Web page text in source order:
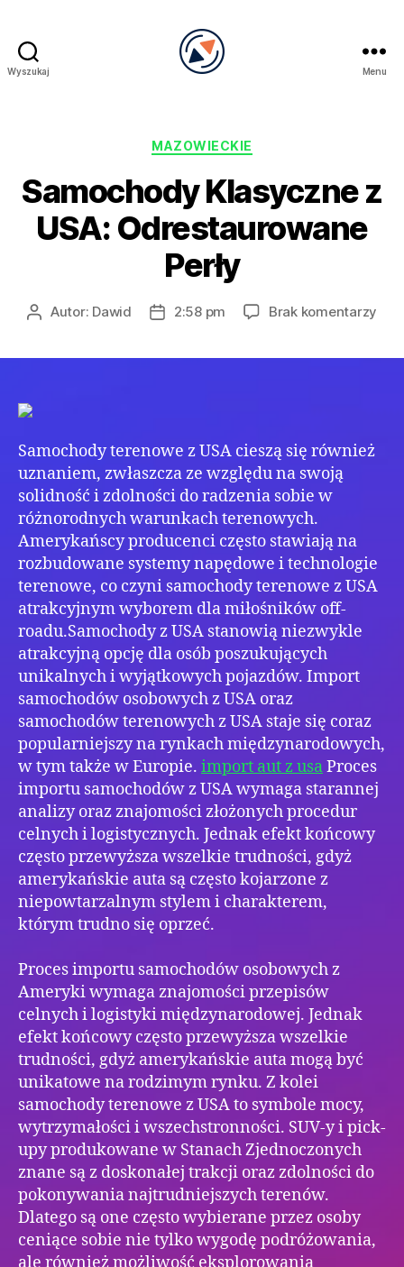
Wyszukaj Menu
Kategorie
MAZOWIECKIE
Samochody Klasyczne z
USA: Odrestaurowane
Perły
AutorAutor: Dawid
Data2:58 pm Brak komentarzy
Samochody terenowe z USA cieszą się również
uznaniem, zwłaszcza ze względu na swoją
solidność i zdolności do radzenia sobie w
różnorodnych warunkach terenowych.
Amerykańscy producenci często stawiają na
rozbudowane systemy napędowe i technologie
terenowe, co czyni samochody terenowe z USA
atrakcyjnym wyborem dla miłośników off-
roadu.Samochody z USA stanowią niezwykle
atrakcyjną opcję dla osób poszukujących
unikalnych i wyjątkowych pojazdów. Import
samochodów osobowych z USA oraz
samochodów terenowych z USA staje się coraz
popularniejszy na rynkach międzynarodowych,
w tym także w Europie. import aut z usaProces
importu samochodów z USA wymaga starannej
analizy oraz znajomości złożonych procedur
celnych i logistycznych. Jednak efekt końcowy
często przewyższa wszelkie trudności, gdyż
amerykańskie auta są często kojarzone z
niepowtarzalnym stylem i charakterem,
którym trudno się oprzeć.
Proces importu samochodów osobowych z
Ameryki wymaga znajomości przepisów
celnych i logistyki międzynarodowej. Jednak
efekt końcowy często przewyższa wszelkie
trudności, gdyż amerykańskie auta mogą być
unikatowe na rodzimym rynku. Z kolei
samochody terenowe z USA to symbole mocy,
wytrzymałości i wszechstronności. SUV-y i pick-
upy produkowane w Stanach Zjednoczonych
znane są z doskonałej trakcji oraz zdolności do
pokonywania najtrudniejszych terenów.
Dlatego są one często wybierane przez osoby
ceniące sobie nie tylko wygodę podróżowania,
ale również możliwość eksplorowania